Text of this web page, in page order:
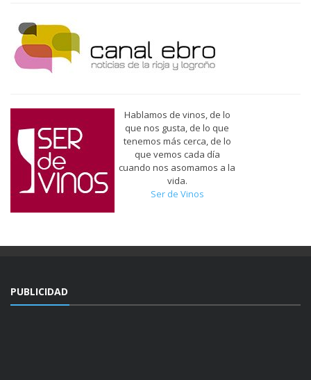
Hablamos de vinos, de lo
que nos gusta, de lo que
tenemos más cerca, de lo
que vemos cada día
cuando nos asomamos a la
vida.
Ser de Vinos
PUBLICIDAD